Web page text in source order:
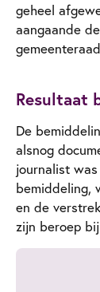
geheel
aangaande
Resultaat
De
alsnog
journalist
bemiddeling,
en de
zijn beroep